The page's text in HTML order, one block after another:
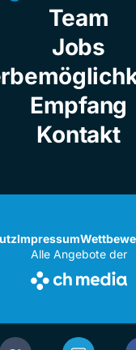
Team
Jobs
Empfang
Kontakt
Impressum
Alle Angebote der